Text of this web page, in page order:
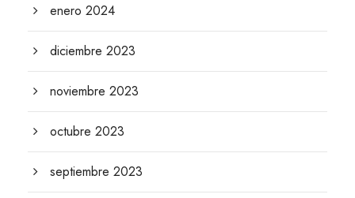
enero 2024
diciembre 2023
noviembre 2023
octubre 2023
septiembre 2023